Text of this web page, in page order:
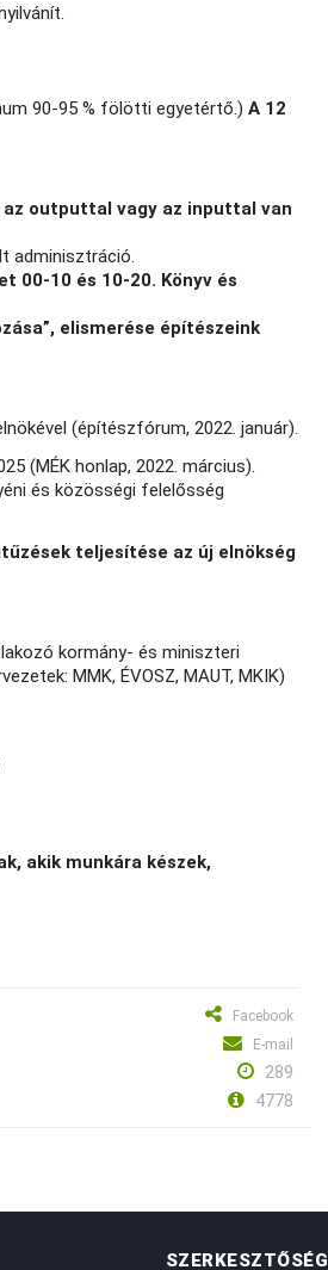
90-95 % fölötti egyetértő.) A 12
az outputtal vagy az inputtal van
adminisztráció.
00-10 és 10-20. Könyv és
elismerése építészeink
(építészfórum, 2022. január).
(MÉK honlap, 2022. március).
és közösségi felelősség
teljesítése az új elnökség
kormány- és miniszteri
MMK, ÉVOSZ, MAUT, MKIK)
akik munkára készek,
Facebook
E-mail
289
4778
SZERKESZTŐSÉG